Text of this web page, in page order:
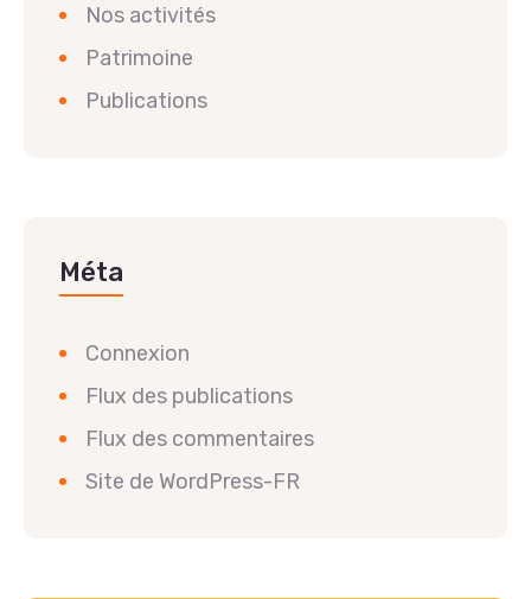
Nos activités
Patrimoine
Publications
Méta
Connexion
Flux des publications
Flux des commentaires
Site de WordPress-FR